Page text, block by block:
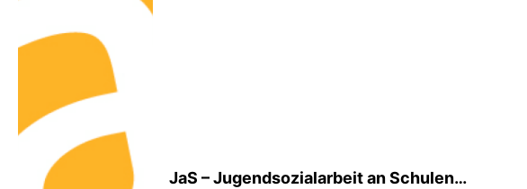
JaS – Jugendsozialarbeit an Schulen…